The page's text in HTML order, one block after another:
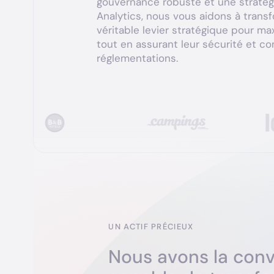
Recrutement &
Nous travaillons avec les
AI & Data Science
Analytics, nous vous aidons à
véritable levier stratégique pour
tout en assurant leur sécurité et
réglementations.
UN ACTIF PRÉCIEUX
Nous avons la con